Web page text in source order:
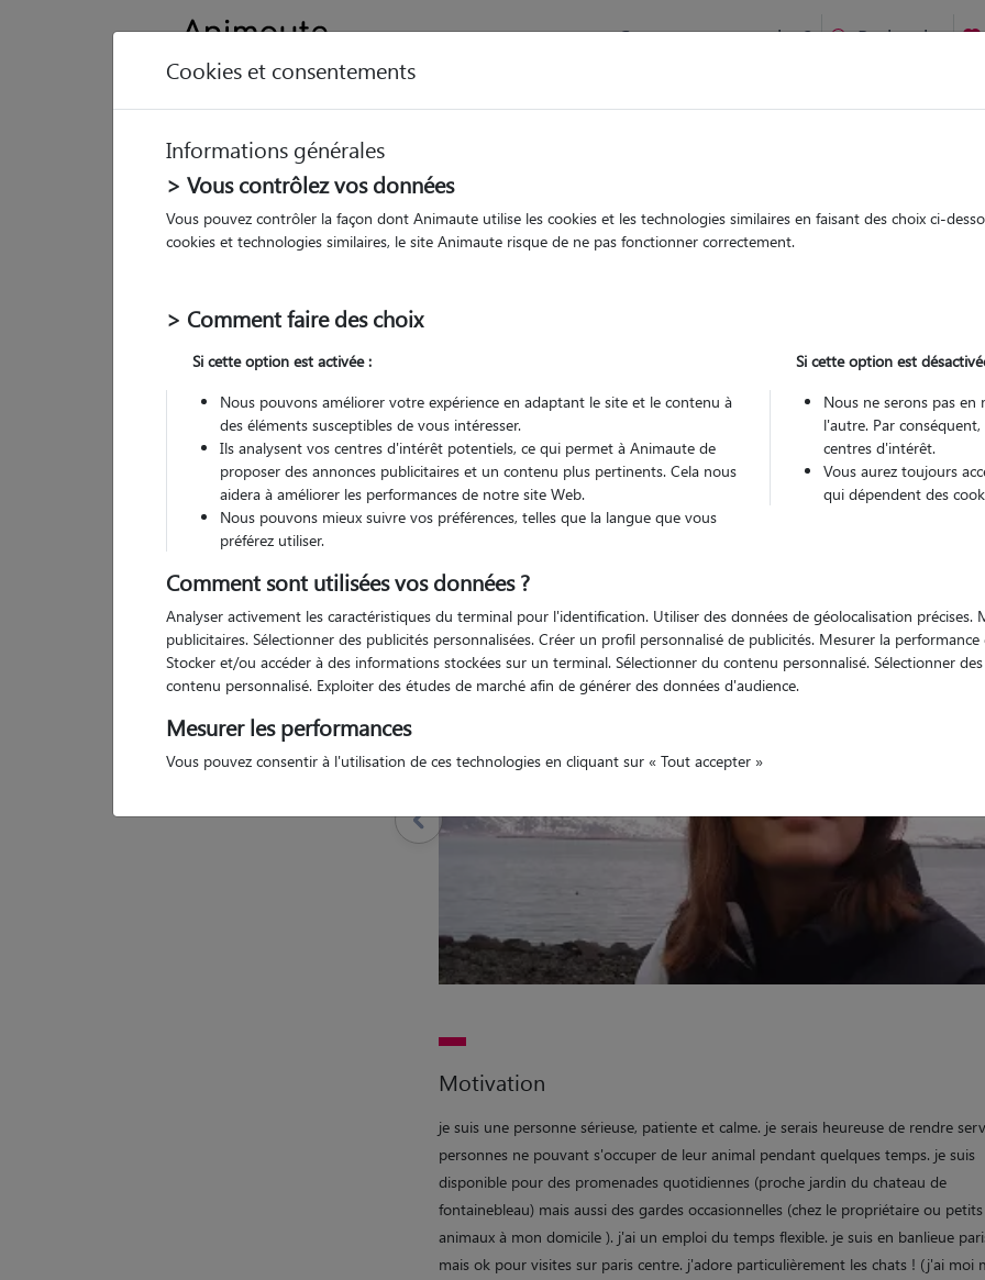
Comment ça marche ? Recherche
3 avis)
5/5
Marine
chez le Pet Sitter
1 animal
Motivation
je suis une personne sérieuse, patiente et calme. je serais heureuse de rendre
personnes ne pouvant s'occuper de leur animal pendant quelques temps. je suis
disponible pour des promenades quotidiennes (proche jardin du chateau de
fontainebleau) mais aussi des gardes occasionnelles (chez le propriétaire ou petits
animaux à mon domicile ). j'ai un emploi du temps flexible. je suis en banlieue
mais ok pour visites sur paris centre. j'adore particulièrement les chats ! (j'ai moi
Cookies et consentements
Informations générales
> Vous contrôlez vos données
Vous pouvez contrôler la façon dont Animaute utilise les cookies et les technologies similaires en faisant des choix ci-
cookies et technologies similaires, le site Animaute risque de ne pas fonctionner correctement.
> Comment faire des choix
Si cette option est activée :
Nous pouvons améliorer votre expérience en adaptant le site et le contenu à
des éléments susceptibles de vous intéresser.
Ils analysent vos centres d'intérêt potentiels, ce qui permet à Animaute de
proposer des annonces publicitaires et un contenu plus pertinents. Cela nous
aidera à améliorer les performances de notre site Web.
Nous pouvons mieux suivre vos préférences, telles que la langue que vous
préférez utiliser.
Si cette option est
Nous ne serons pas en
l'autre. Par
centres d'intérêt.
Vous aurez toujours
qui dépendent des
Comment sont utilisées vos données ?
Analyser activement les caractéristiques du terminal pour l'identification. Utiliser des données de géolocalisation précises.
publicitaires. Sélectionner des publicités personnalisées. Créer un profil personnalisé de publicités. Mesurer la
Stocker et/ou accéder à des informations stockées sur un terminal. Sélectionner du contenu personnalisé. Sélectionner
contenu personnalisé. Exploiter des études de marché afin de générer des données d'audience.
Mesurer les performances
Vous pouvez consentir à l'utilisation de ces technologies en cliquant sur « Tout accepter »